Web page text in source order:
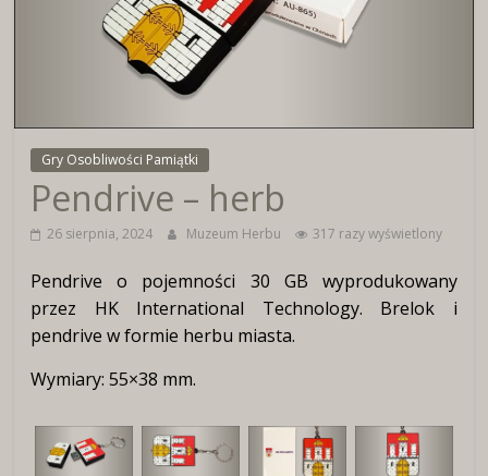
Gry Osobliwości Pamiątki
Pendrive – herb
26 sierpnia, 2024 Muzeum Herbu 317 razy wyświetlony
Pendrive o pojemności 30 GB wyprodukowany
przez HK International Technology. Brelok i
pendrive w formie herbu miasta.
Wymiary: 55×38 mm.